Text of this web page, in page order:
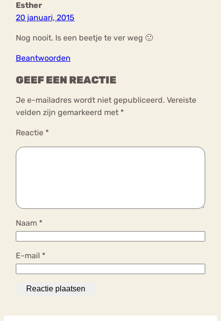
Esther
20 januari, 2015
Nog nooit. Is een beetje te ver weg 🙁
Beantwoorden
GEEF EEN REACTIE
Je e-mailadres wordt niet gepubliceerd. Vereiste
velden zijn gemarkeerd met *
Reactie *
Naam *
E-mail *